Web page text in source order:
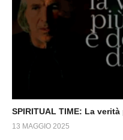
SPIRITUAL TIME: La
13 MAGGIO 2025